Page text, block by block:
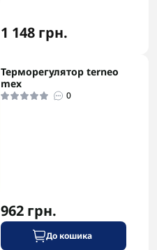
1 148 грн.
Терморегулятор terneo
mex
0
962 грн.
До кошика